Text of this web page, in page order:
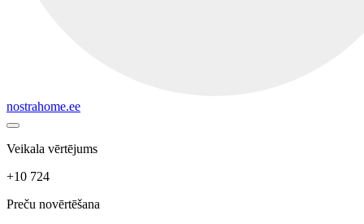
nostrahome.ee
Veikala vērtējums
+10 724
Preču novērtēšana